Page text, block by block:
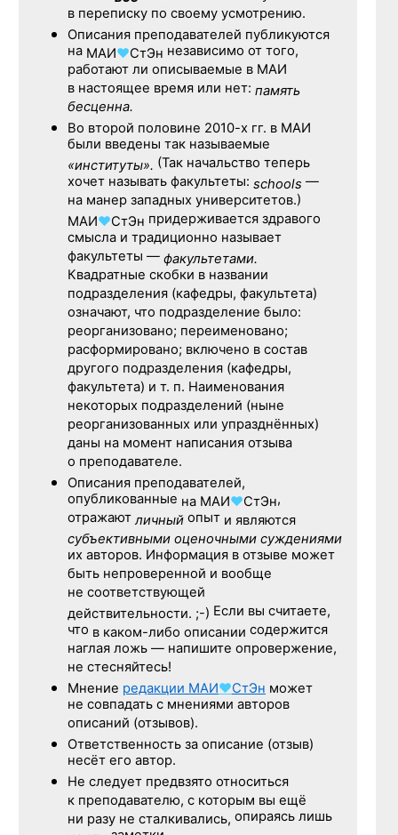
в переписку по своему усмотрению.
Описания преподавателей публикуются
на МАИ♥СтЭн независимо от того,
работают ли описываемые в МАИ
в настоящее время или нет: память
бесценна.
Во второй половине 2010-х гг. в МАИ
были введены так называемые
«институты». (Так начальство теперь
хочет называть факультеты: schools —
на манер западных университетов.)
МАИ♥СтЭн придерживается здравого
смысла и традиционно называет
факультеты — факультетами.
Квадратные скобки в названии
подразделения (кафедры, факультета)
означают, что подразделение было:
реорганизовано; переименовано;
расформировано; включено в состав
другого подразделения (кафедры,
факультета) и т. п. Наименования
некоторых подразделений (ныне
реорганизованных или упразднённых)
даны на момент написания отзыва
о преподавателе.
Описания преподавателей,
опубликованные на МАИ♥СтЭн,
отражаютличный опыт и являются
субъективными оценочными суждениями
их авторов. Информация в отзыве может
быть непроверенной и вообще
не соответствующей
действительности. ;-) Если вы считаете,
что в каком-либо описании содержится
наглая ложь — напишите опровержение,
не стесняйтесь!
Мнение редакции МАИ♥СтЭн может
не совпадать с мнениями авторов
описаний (отзывов).
Ответственность за описание (отзыв)
несёт его автор.
Не следует предвзято относиться
к преподавателю, с которым вы ещё
ни разу не сталкивались, опираясь лишь